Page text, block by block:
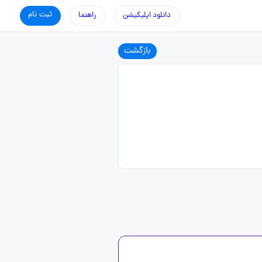
ثبت نام راهنما دانلود اپلیکیشن
بازگشت